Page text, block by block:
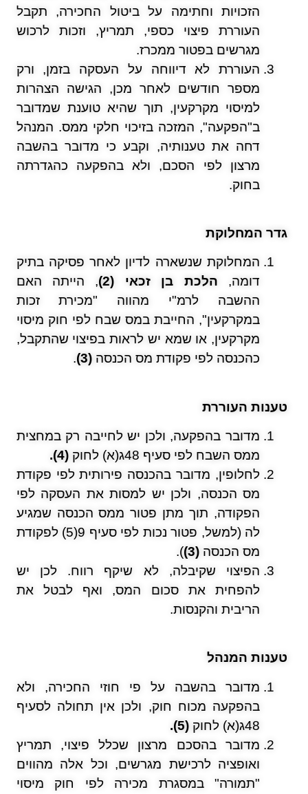
הזכויות וחתימה על ביטול החכירה, תקבל
העוררת פיצוי כספי, תמריץ, וזכות לרכוש
מגרשים בפטור ממכרז.
העוררת לא דיווחה על העסקה בזמן, ורק
מספר חודשים לאחר מכן, הגישה הצהרות
למיסוי מקרקעין, תוך שהיא טוענת שמדובר
ב"הפקעה", המזכה בזיכוי חלקי ממס. המנהל
דחה את טענותיה, וקבע כי מדובר בהשבה
מרצון לפי הסכם, ולא בהפקעה כהגדרתה
בחוק.
גדר המחלוקת
המחלוקת שנשארה לדיון לאחר פסיקה בתיק
דומה, הלכת בן זכאי (2)
, הייתה האם
ההשבה לרמ"י מהווה "מכירת זכות
במקרקעין", החייבת במס שבח לפי חוק מיסוי
מקרקעין, או שמא יש לראות בפיצוי שהתקבל,
כהכנסה לפי פקודת מס הכנסה (3)
.
טענות העוררת
מדובר בהפקעה, ולכן יש לחייבה רק במחצית
ממס השבח לפי סעיף 48ג(א) לחוק
(4).
לחלופין, מדובר בהכנסה פירותית לפי פקודת
מס הכנסה, ולכן יש למסות את העסקה לפי
הפקודה, תוך מתן פטור ממס הכנסה שמגיע
לה (למשל, פטור נכות לפי סעיף 9(5) לפקודת
מס הכנסה (3)
).
הפיצוי שקיבלה, לא שיקף רווח. לכן יש
להפחית את סכום המס, ואף לבטל את
הריבית והקנסות.
טענות המנהל
מדובר בהשבה על פי חוזי החכירה, ולא
בהפקעה מכוח חוק, ולכן אין תחולה לסעיף
48ג(א) לחוק
(5).
מדובר בהסכם מרצון שכלל פיצוי, תמריץ
ואופציה לרכישת מגרשים, וכל אלה מהווים
"תמורה" במסגרת מכירה לפי חוק מיסוי